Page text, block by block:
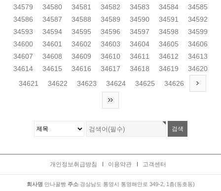
34579
34580 34581 34582 34583 34584
34585
34586
34587 34588 34589 34590 34591
34592
34593
34594 34595 34596 34597 34598
34599
34600
34601 34602 34603 34604 34605
34606
34607
34608 34609 34610 34611 34612
34613
34614
34615 34616 34617 34618 34619
34620
34621
34622 34623 34624 34625 34626
개인정보취급방침 이용약관 고객센터
회사명 만나꿀빵 주소경상남도 통영시 통영해안로 349-2, 1층(동호동)